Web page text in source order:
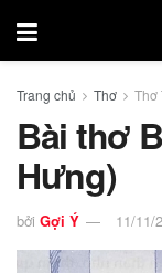
Trang chủ Thơ Thơ
Bài thơ
Hưng)
bởi Gợi Ý 11/11/